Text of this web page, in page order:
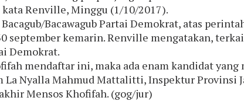
kata Renville, Minggu (1/10/2017).
Bacawagub Partai Demokrat, atas
september kemarin. Renville mengatakan,
Demokrat.
mendaftar ini, maka ada enam kandidat
La Nyalla Mahmud Mattalitti, Inspektur Provinsi
Mensos Khofifah. (gog/jur)